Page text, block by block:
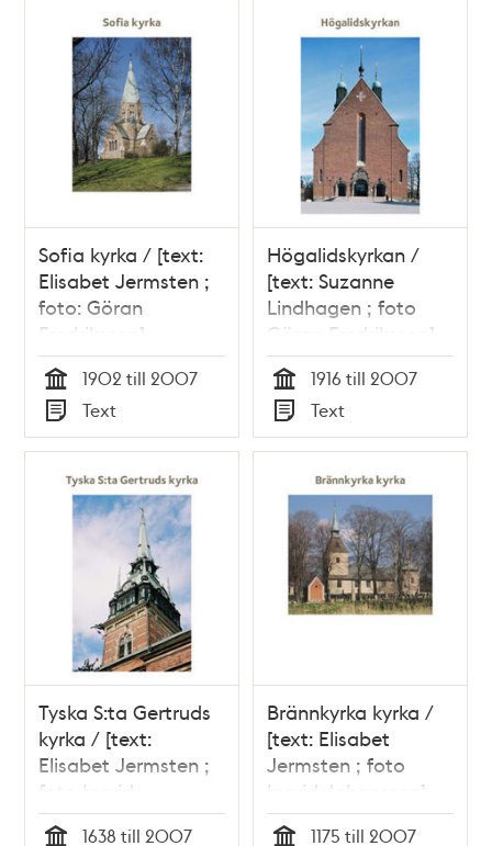
Sofia kyrka / [text:
Elisabet Jermsten ;
foto: Göran
Fredriksson]
Tid
1902 till 2007
Typ
Text
Högalidskyrkan /
[text: Suzanne
Lindhagen ; foto
Göran Fredriksson]
Tid
1916 till 2007
Typ
Text
Tyska S:ta Gertruds
kyrka / [text:
Elisabet Jermsten ;
foto Ingrid
Johansson]
1638 till 2007
Brännkyrka kyrka /
[text: Elisabet
Jermsten ; foto
Ingrid Johansson]
1175 till 2007